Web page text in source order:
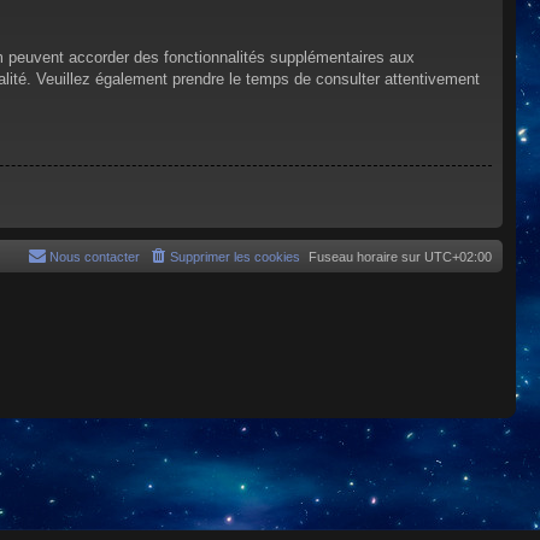
accorder des fonctionnalités supplémentaires aux
Veuillez également prendre le temps de consulter attentivement
Fuseau horaire sur UTC+02:00
Supprimer les cookies
Nous contacter